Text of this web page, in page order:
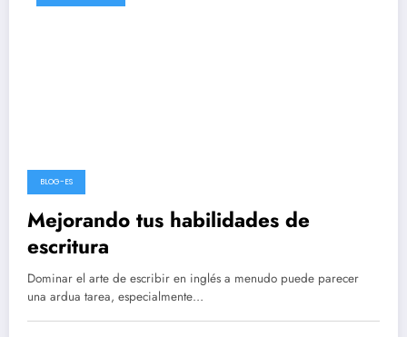
BLOG-ES
Mejorando tus habilidades de
escritura
Dominar el arte de escribir en inglés a menudo puede parecer
una ardua tarea, especialmente…